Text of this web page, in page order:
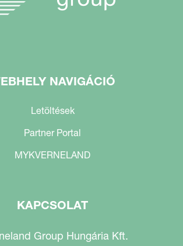
NAVIGÁCIÓ
Letöltések
Partner Portal
MYKVERNELAND
KAPCSOLAT
Group Hungária Kft.